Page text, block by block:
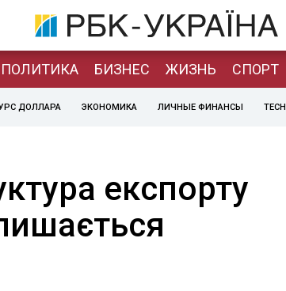
ПОЛИТИКА БИЗНЕС ЖИЗНЬ СПОРТ
ДОЛЛАРА ЭКОНОМИКА ЛИЧНЫЕ ФИНАНСЫ TECH
експорту